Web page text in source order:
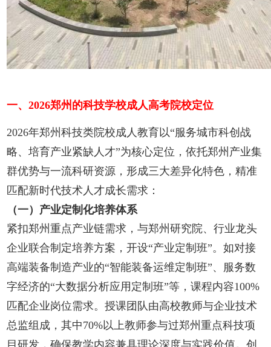
一、2026郑州的科技学校成人高考院校定位
2026年郑州科技类院校成人教育以“服务城市科创战
略、培育产业紧缺人才”为核心定位，依托郑州产业集
群优势与一流科研资源，形成三大差异化特色，精准
匹配新时代技术人才成长需求：
（一）产业定制化培养体系
紧扣郑州重点产业链需求，与郑州研究院、行业龙头
企业联合制定培养方案，开设“产业定制班”。如对接
高端装备制造产业的“智能装备运维定制班”、服务数
字经济的“大数据分析应用定制班”等，课程内容100%
匹配企业岗位需求。授课团队由高校教师与企业技术
总监组成，其中70%以上教师参与过郑州重点科技项